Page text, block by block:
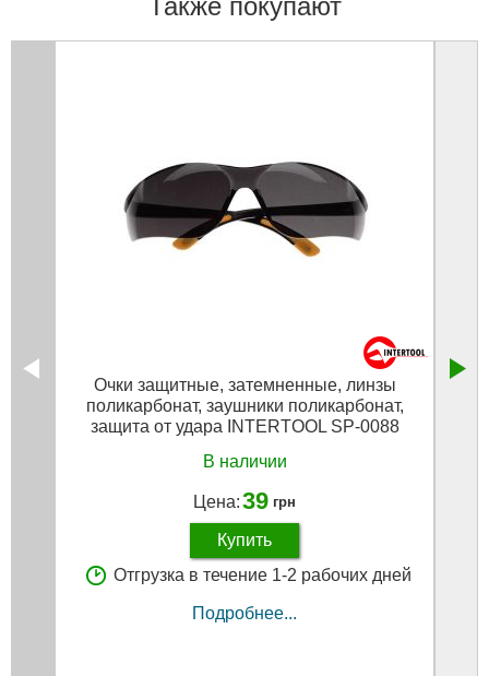
Очки защитные, затемненные, линзы
поликарбонат, заушники поликарбонат,
защита от удара INTERTOOL SP-0088
В наличии
Цена:39 грн
Купить
Отгрузка в течение 1-2 рабочих дней
Подробнее...